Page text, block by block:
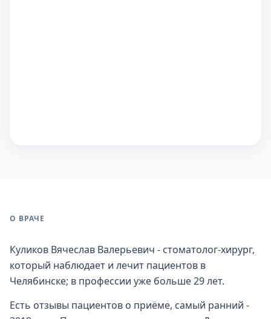
О ВРАЧЕ
Куликов Вячеслав Валерьевич - стоматолог-хирург,
который наблюдает и лечит пациентов в
Челябинске; в профессии уже больше 29 лет.
Есть отзывы пациентов о приёме, самый ранний -